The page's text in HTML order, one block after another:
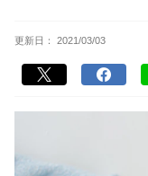
更新日： 2021/03/03